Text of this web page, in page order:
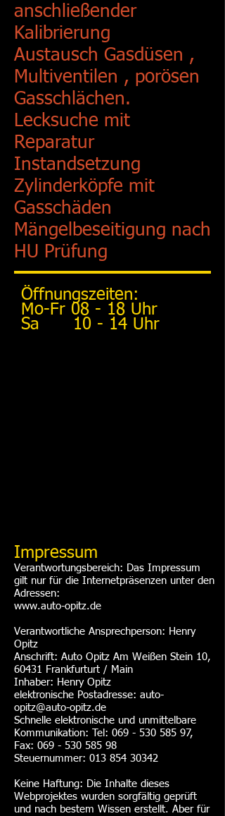
anschließender
Kalibrierung
Austausch Gasdüsen ,
Multiventilen , porösen
Gasschlächen.
Lecksuche mit
Reparatur
Instandsetzung
Zylinderköpfe mit
Gasschäden
Mängelbeseitigung nach
HU Prüfung
Öffnungszeiten:
Mo-Fr 08 - 18 Uhr
Sa 10 - 14 Uhr
Impressum
Verantwortungsbereich: Das Impressum
gilt nur für die Internetpräsenzen unter den
Adressen:
www.auto-opitz.de
Verantwortliche Ansprechperson: Henry
Opitz
Anschrift: Auto Opitz Am Weißen Stein 10,
60431 Frankfurturt / Main
Inhaber: Henry Opitz
elektronische Postadresse: auto-
opitz@auto-opitz.de
Schnelle elektronische und unmittelbare
Kommunikation: Tel: 069 - 530 585 97,
Fax: 069 - 530 585 98
Steuernummer: 013 854 30342
Keine Haftung: Die Inhalte dieses
Webprojektes wurden sorgfältig geprüft
und nach bestem Wissen erstellt. Aber für